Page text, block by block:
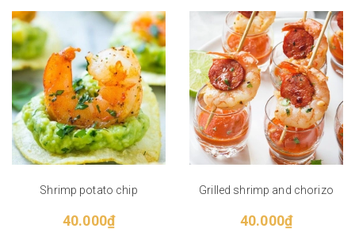
Shrimp potato chip
40.000₫
Grilled shrimp and chorizo
40.000₫